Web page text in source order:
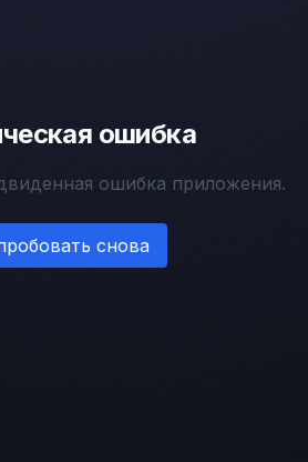
ошибка
ошибка приложения.
снова